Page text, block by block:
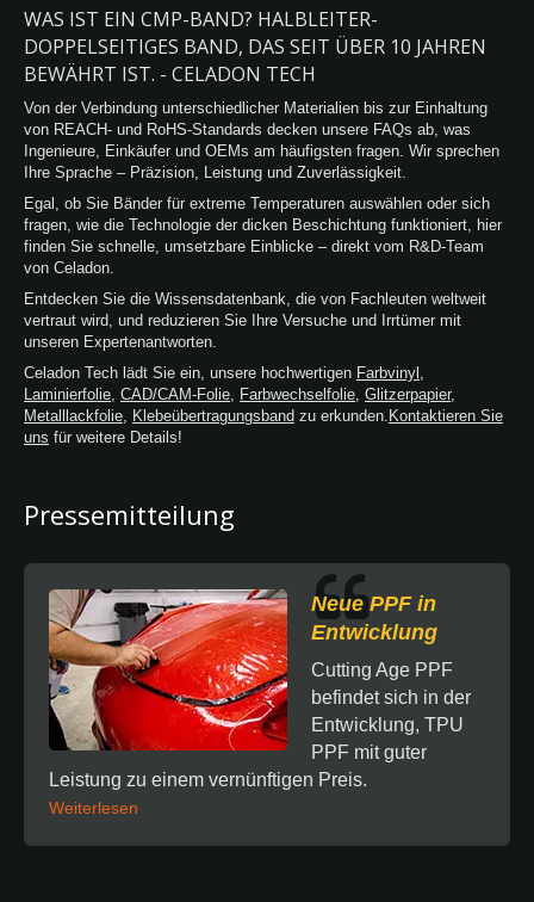
Klebstoff, einer präzisen PET-Trägerfolie
und hoher Scherfestigkeit hilft das
Klebeband Herstellern, die Qualität der
Pad-Installation zu verbessern,
Blasenfehler zu reduzieren und eine
stabile Polierleistung während des
gesamten Prozesslebenszyklus
aufrechtzuerhalten.
WAS IST EIN CMP-BAND? HALBLEITER-
DOPPELSEITIGES BAND, DAS SEIT ÜBER 10 JAHREN
BEWÄHRT IST. - CELADON TECH
Von der Verbindung unterschiedlicher Materialien bis zur Einhaltung
von REACH- und RoHS-Standards decken unsere FAQs ab, was
Ingenieure, Einkäufer und OEMs am häufigsten fragen. Wir sprechen
Ihre Sprache – Präzision, Leistung und Zuverlässigkeit.
Egal, ob Sie Bänder für extreme Temperaturen auswählen oder sich
fragen, wie die Technologie der dicken Beschichtung funktioniert, hier
finden Sie schnelle, umsetzbare Einblicke – direkt vom R&D-Team
von Celadon.
Entdecken Sie die Wissensdatenbank, die von Fachleuten weltweit
vertraut wird, und reduzieren Sie Ihre Versuche und Irrtümer mit
unseren Expertenantworten.
Celadon Tech lädt Sie ein, unsere hochwertigen Farbvinyl
Laminierfolie CAD/CAM-Folie Farbwechselfolie Glitzerpapier,
Metalllackfolie Klebeübertragungsband zu erkunden. Kontaktieren Sie
uns für weitere Details!
Pressemitteilung
Neue PPF in
Entwicklung
Cutting Age PPF
befindet sich in der
Entwicklung, TPU
PPF mit guter
Leistung zu einem vernünftigen Preis.
Weiterlesen